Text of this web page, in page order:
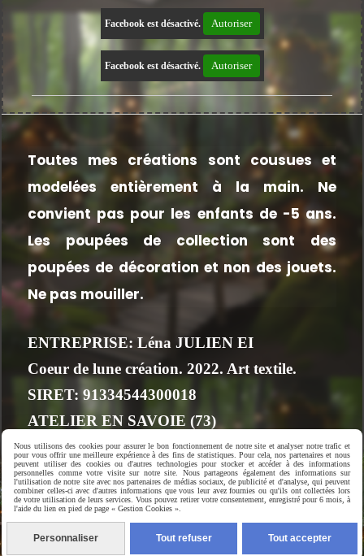
Facebook est désactivé. Autoriser
Facebook est désactivé. Autoriser
Toutes mes créations sont cousues et
modelées entièrement à la main. Ne
convient pas pour les enfants de -5 ans.
Les poupées de collection sont des
poupées de décoration et non des jouets.
Ne pas mouiller.
ENTREPRISE: Léna JULIEN EI
Coeur de lune création. 2022. Art textile.
SIRET: 91334544300018
ATELIER EN SAVOIE (73)
FRANCE
Mentions Légales
Conditions générales de vente
Se rétracter
Gestion cookies
Créer un site internet
Nous utilisons des cookies pour assurer le bon fonctionnement de notre site et analyser notre trafic et
pour vous offrir une meilleure expérience à des fins de statistiques. Pour cela, nos partenaires et nous
peuvent utiliser des cookies ou d'autres technologies pour stocker et accéder à des informations
personnelles comme votre visite sur notre site. Nous partageons également des informations sur
l'utilisation de notre site avec nos partenaires de médias sociaux, de publicité et d'analyse, qui peuvent
combiner celles-ci avec d'autres informations que vous leur avez fournies ou qu'ils ont collectées lors
de votre utilisation de leurs services. Vous pouvez retirer votre consentement, enregistré pour 6 mois, à
l'aide du lien en pied de page « Gestion Cookies ».
Personnaliser Tout refuser Tout accepter